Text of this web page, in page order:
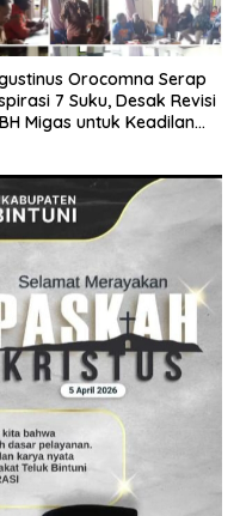
Orocomna Serap
7 Suku, Desak Revisi
Migas untuk Keadilan